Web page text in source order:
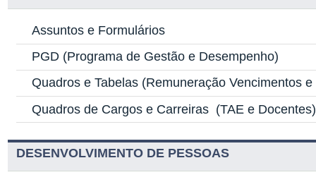
Assuntos e Formulários
PGD (Programa de Gestão e Desempenho)
Quadros e Tabelas (Remuneração Vencimentos
Quadros de Cargos e Carreiras (TAE e Docentes)
DESENVOLVIMENTO DE PESSOAS